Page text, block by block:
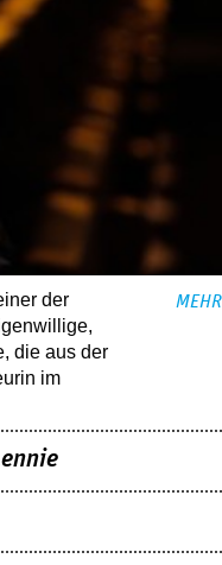
der
die aus der
im
MEHR